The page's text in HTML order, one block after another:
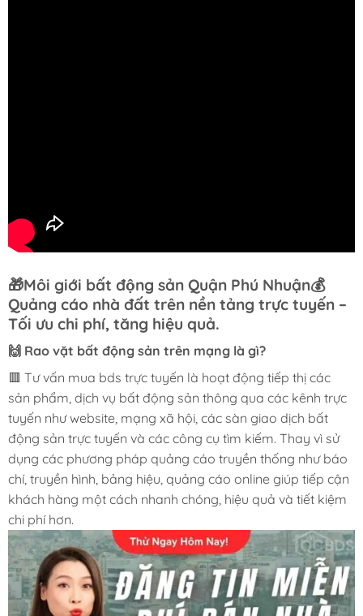
🎁Môi giới bất động sản Quận Phú Nhuận💰
Quảng cáo nhà đất trên nền tảng trực tuyến –
Tối ưu chi phí, tăng hiệu quả.
🙌 Rao vặt bất động sản trên mạng là gì?
🟥 Tư vấn mua bds trực tuyến là hoạt động tiếp thị các
sản phẩm, dịch vụ bất động sản thông qua các kênh trực
tuyến như website, mạng xã hội, các sàn giao dịch bất
động sản trực tuyến và các công cụ tìm kiếm. Thay vì sử
dụng các phương pháp quảng cáo truyền thống như báo
chí, truyền hình, bảng hiệu, quảng cáo online giúp tiếp cận
khách hàng một cách nhanh chóng, hiệu quả và tiết kiệm
chi phí hơn.